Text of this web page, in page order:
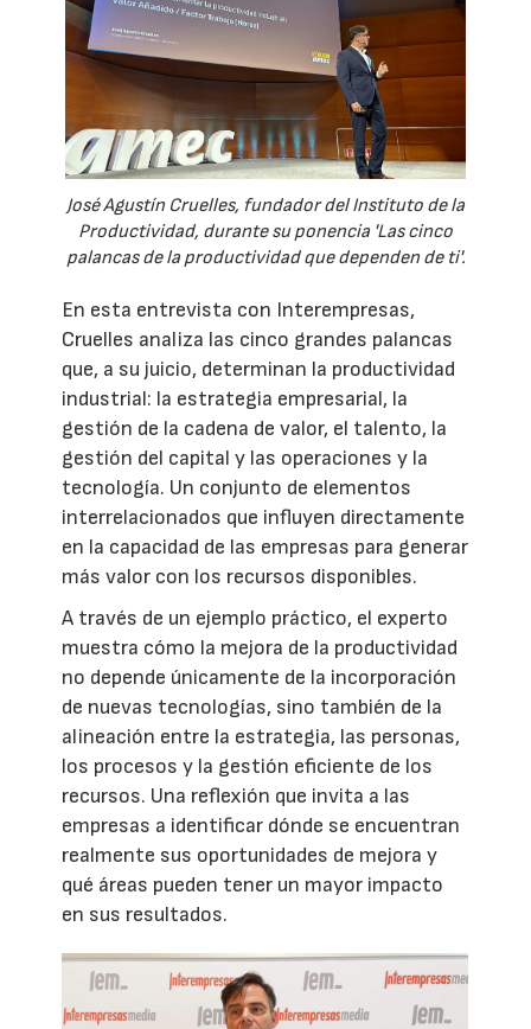
José Agustín Cruelles, fundador del Instituto de la
Productividad, durante su ponencia 'Las cinco
palancas de la productividad que dependen de ti'.
En esta entrevista con Interempresas,
Cruelles analiza las cinco grandes palancas
que, a su juicio, determinan la productividad
industrial: la estrategia empresarial, la
gestión de la cadena de valor, el talento, la
gestión del capital y las operaciones y la
tecnología. Un conjunto de elementos
interrelacionados que influyen directamente
en la capacidad de las empresas para generar
más valor con los recursos disponibles.
A través de un ejemplo práctico, el experto
muestra cómo la mejora de la productividad
no depende únicamente de la incorporación
de nuevas tecnologías, sino también de la
alineación entre la estrategia, las personas,
los procesos y la gestión eficiente de los
recursos. Una reflexión que invita a las
empresas a identificar dónde se encuentran
realmente sus oportunidades de mejora y
qué áreas pueden tener un mayor impacto
en sus resultados.